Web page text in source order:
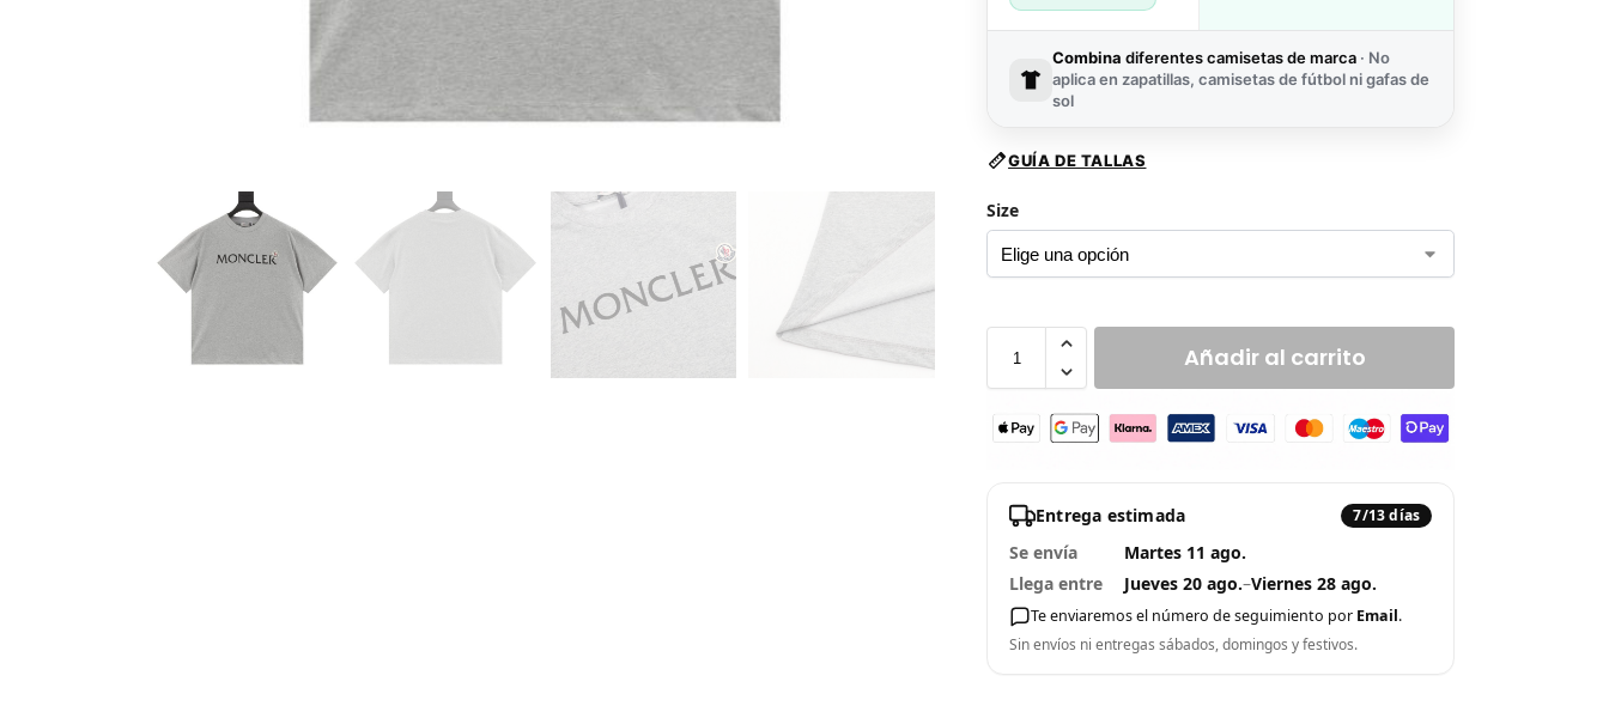
Combinadiferentes camisetas de marca · No
aplica en zapatillas, camisetas de fútbol ni gafas de
sol
GUÍA DE TALLAS
Size
Añadir al carrito
Entrega estimada 7/13 días
Se envía
Martes 11 ago.
Llega entre
Jueves 20 ago.–Viernes 28 ago.
Te enviaremos el número de seguimiento por Email.
Sin envíos ni entregas sábados, domingos y festivos.